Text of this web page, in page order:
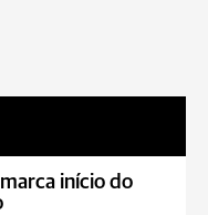
início do